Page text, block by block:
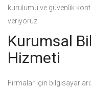
kurulumu ve güvenlik
veriyoruz.
Kurumsal
Hizmeti
Firmalar için bilgisayar